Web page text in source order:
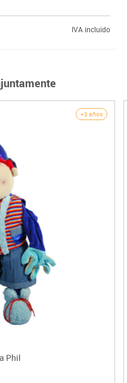
IVA incluido
+3 años
Phil